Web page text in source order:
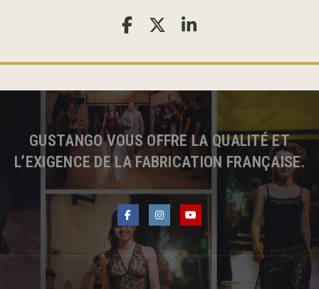
GUSTANGO VOUS OFFRE LA QUALITÉ ET
L’EXIGENCE DE LA FABRICATION FRANÇAISE.